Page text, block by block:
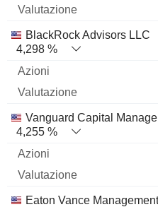
BlackRock Advisors LLC
4,298 %
Vanguard Capital
4,255 %
Eaton Vance Management